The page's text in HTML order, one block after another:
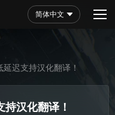
简体中文
迟支持汉化翻译！
汉化翻译！